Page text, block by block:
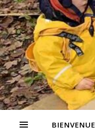
BIENVENUE